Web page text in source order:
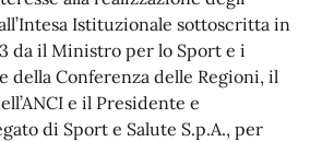
Istituzionale sottoscritta in
da il Ministro per lo Sport e i
della Conferenza delle Regioni, il
e il Presidente e
di Sport e Salute S.p.A., per